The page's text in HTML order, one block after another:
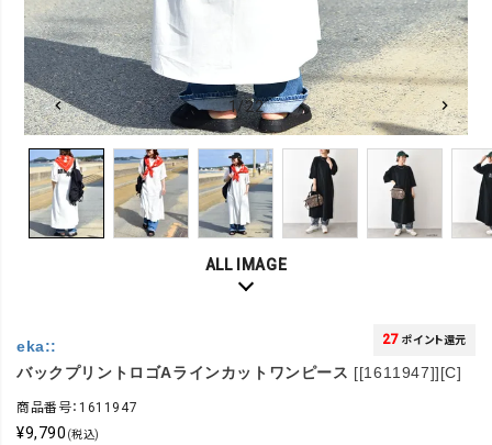
1/22
ALL IMAGE
eka::
バックプリントロゴAラインカットワンピース [[1611947]][C]
27 ポイント還元
商品番号：1611947
¥9,790 (税込)